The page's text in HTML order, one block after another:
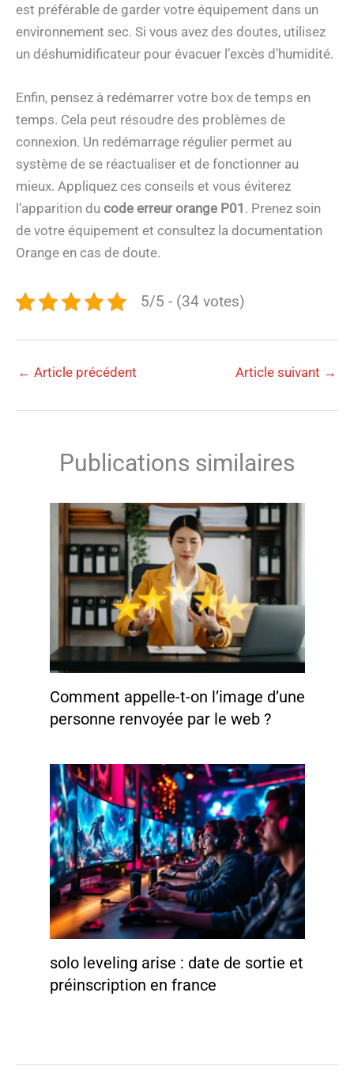
est préférable de garder votre équipement dans un
environnement sec. Si vous avez des doutes, utilisez
un déshumidificateur pour évacuer l’excès d’humidité.
Enfin, pensez à redémarrer votre box de temps en
temps. Cela peut résoudre des problèmes de
connexion. Un redémarrage régulier permet au
système de se réactualiser et de fonctionner au
mieux. Appliquez ces conseils et vous éviterez
l’apparition du code erreur orange P01 . Prenez soin
de votre équipement et consultez la documentation
Orange en cas de doute.
5/5 - (34 votes)
← Article précédent Article suivant →
Publications similaires
Comment appelle-t-on l’image d’une
personne renvoyée par le web ?
solo leveling arise : date de sortie et
préinscription en france